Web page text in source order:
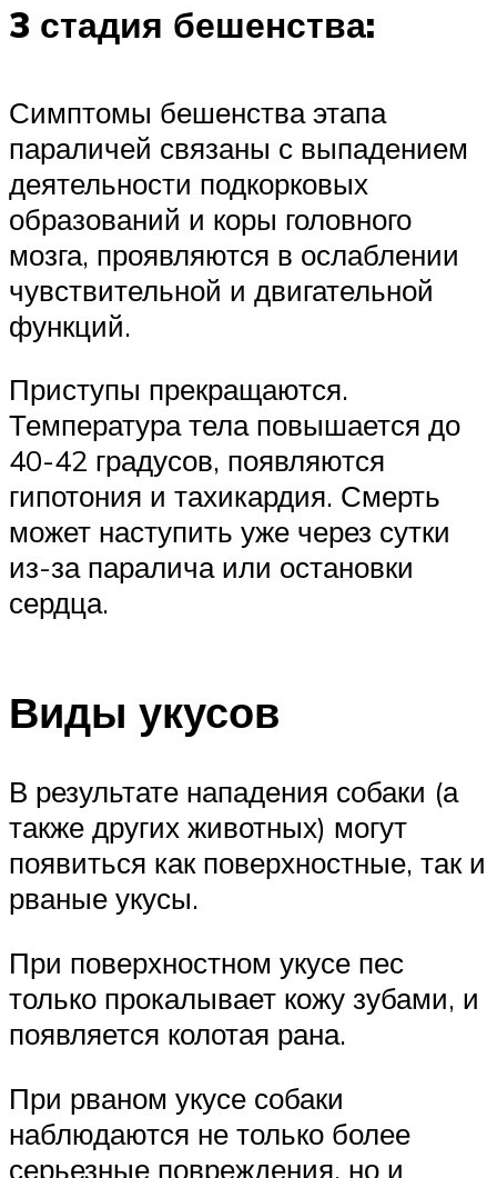
3 стадия бешенства:
Симптомы бешенства этапа
параличей связаны с выпадением
деятельности подкорковых
образований и коры головного
мозга, проявляются в ослаблении
чувствительной и двигательной
функций.
Приступы прекращаются.
Температура тела повышается до
40-42 градусов, появляются
гипотония и тахикардия. Смерть
может наступить уже через сутки
из-за паралича или остановки
сердца.
Виды укусов
В результате нападения собаки (а
также других животных) могут
появиться как поверхностные, так и
рваные укусы.
При поверхностном укусе пес
только прокалывает кожу зубами, и
появляется колотая рана.
При рваном укусе собаки
наблюдаются не только более
серьезные повреждения, но и